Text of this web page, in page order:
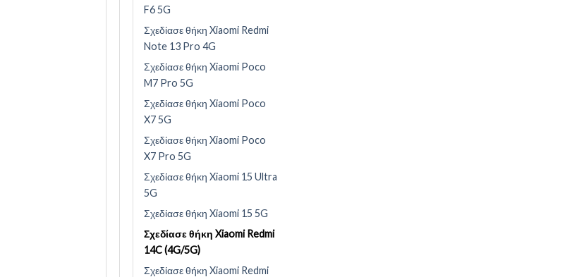
F6 5G
Σχεδίασε θήκη Xiaomi Redmi
Note 13 Pro 4G
Σχεδίασε θήκη Xiaomi Poco
M7 Pro 5G
Σχεδίασε θήκη Xiaomi Poco
X7 5G
Σχεδίασε θήκη Xiaomi Poco
X7 Pro 5G
Σχεδίασε θήκη Xiaomi 15 Ultra
5G
Σχεδίασε θήκη Xiaomi 15 5G
Σχεδίασε θήκη Xiaomi Redmi
14C (4G/5G)
Σχεδίασε θήκη Xiaomi Redmi